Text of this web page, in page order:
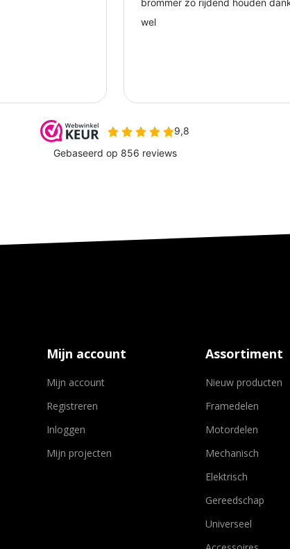
Mijn account
Mijn account
Registreren
Inloggen
Mijn projecten
Assortiment
Nieuw producten
Framedelen
Motordelen
Mechanisch
Elektrisch
Gereedschap
Universeel